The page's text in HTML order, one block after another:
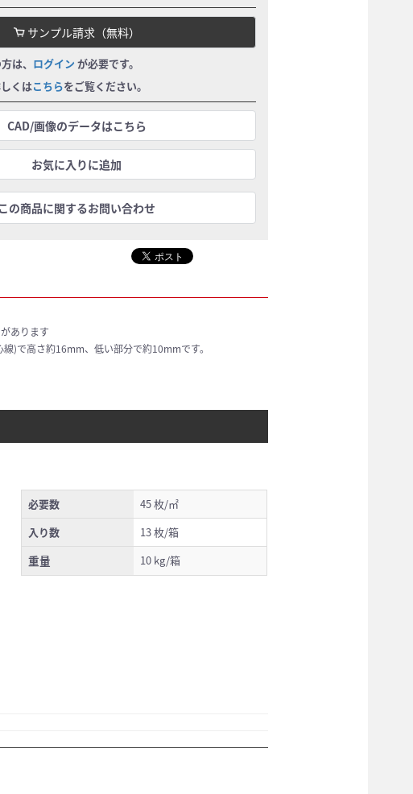
サンプル請求（無料）
は、 ログイン が必要です。
くはこちらをご覧ください。
CAD/画像のデータはこちら
お気に入りに追加
この商品に関するお問い合わせ
あります
)で高さ約16mm、低い部分で約10mmです。
必要数
45 枚/㎡
入り数
13 枚/箱
重量 10 kg/箱